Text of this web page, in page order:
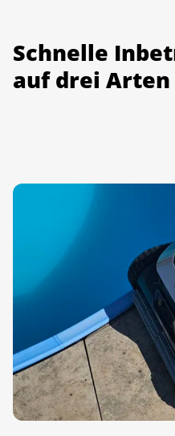
Schnelle
auf drei